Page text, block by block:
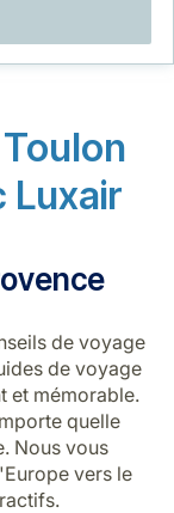
Luxair
de voyage
de voyage
et mémorable.
quelle
Nous vous
vers le